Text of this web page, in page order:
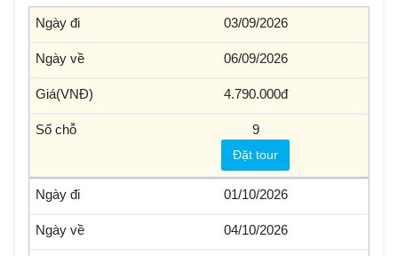
03/09/2026
06/09/2026
4.790.000
9
Đặt tour
01/10/2026
04/10/2026